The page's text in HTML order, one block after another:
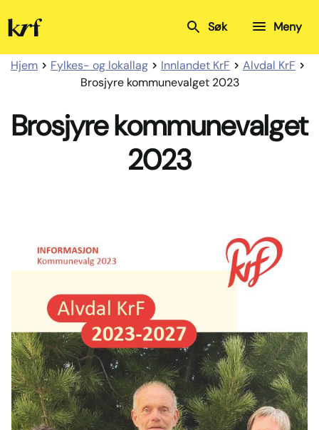
Kristelig
Folkeparti Meny
Søk
Hjem Fylkes- og lokallag Innlandet KrF
Alvdal KrF
Brosjyre kommunevalget 2023
Brosjyre kommunevalget
2023